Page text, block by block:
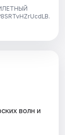
волн и